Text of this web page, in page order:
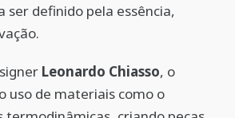
ser definido pela essência,
Leonardo Chiasso, o
uso de materiais como o